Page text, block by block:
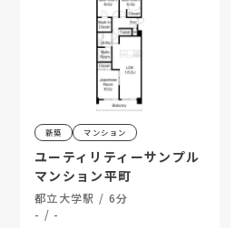
新築 マンション
ユーティリティーサンプル
マンション平町
都立大学駅 / 6分
- / -